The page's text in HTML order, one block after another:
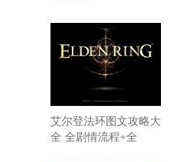
艾尔登法环图文攻略大
全 全剧情流程+全